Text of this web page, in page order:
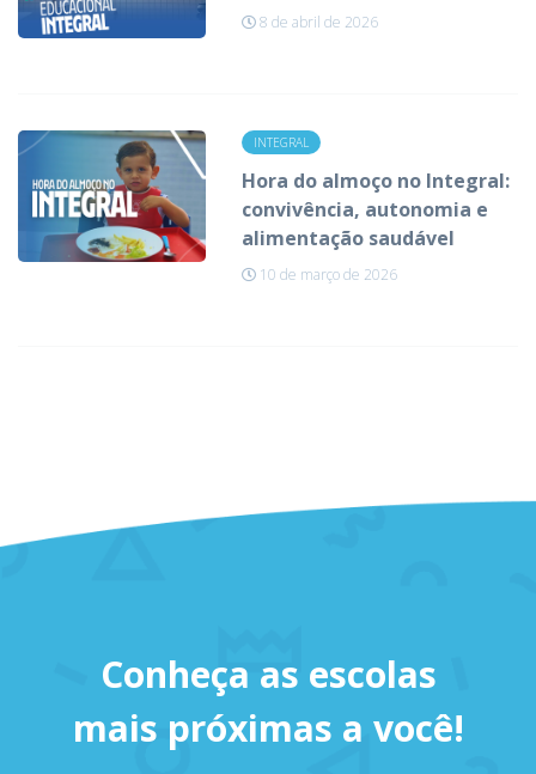
8 de abril de 2026
INTEGRAL
Hora do almoço no Integral:
convivência, autonomia e
alimentação saudável
10 de março de 2026
Conheça as escolas
mais próximas a você!